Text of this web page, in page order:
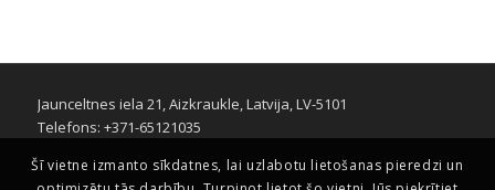
Jaunceltnes iela 21, Aizkraukle, Latvija, LV-5101
Telefons: +371-65121035
Šī vietne izmanto sīkdatnes, lai uzlabotu lietošanas pieredzi un